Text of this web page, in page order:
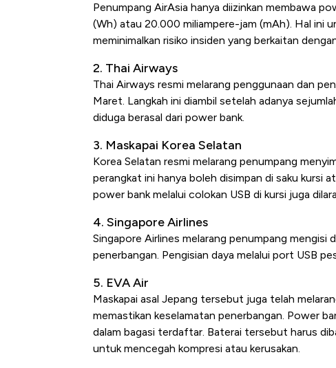
Penumpang AirAsia hanya diizinkan membawa
(Wh) atau 20.000 miliampere-jam (mAh). Hal ini
meminimalkan risiko insiden yang berkaitan
2. Thai Airways
Thai Airways resmi melarang penggunaan dan
Maret. Langkah ini diambil setelah adanya
diduga berasal dari power bank.
3. Maskapai Korea Selatan
Korea Selatan resmi melarang penumpang
perangkat ini hanya boleh disimpan di saku kursi
power bank melalui colokan USB di kursi juga
4. Singapore Airlines
Singapore Airlines melarang penumpang mengisi
penerbangan. Pengisian daya melalui port USB
5. EVA Air
Maskapai asal Jepang tersebut juga telah
memastikan keselamatan penerbangan. Power
dalam bagasi terdaftar. Baterai tersebut harus
untuk mencegah kompresi atau kerusakan.